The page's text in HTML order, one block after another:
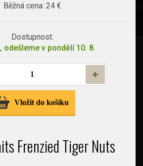
Běžná cena: 24 €
Dostupnost:
odešleme v pondělí 10. 8.
Vložit do košíku
Frenzied Tiger Nuts